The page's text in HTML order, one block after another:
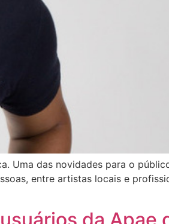
Uma das novidades para o
entre artistas locais e